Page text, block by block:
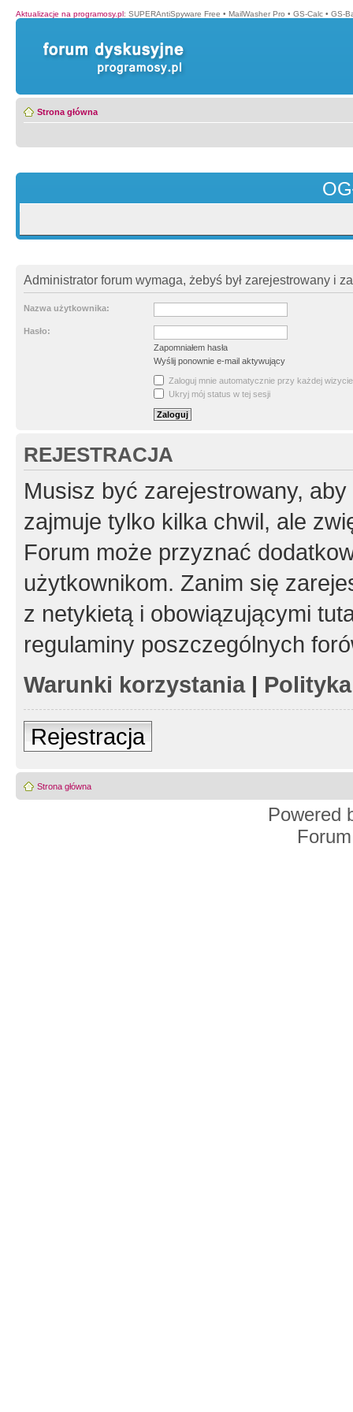
Aktualizacje na programosy.pl: SUPERAntiSpyware Free • MailWasher Pro • GS-Calc • GS-
Strona główna
Administrator forum wymaga, żebyś był zarejestrowany i
Nazwa użytkownika:
Hasło:
Zapomniałem hasła
Wyślij ponownie e-mail aktywujący
Zaloguj mnie automatycznie przy każdej wizycie
Ukryj mój status w tej sesji
REJESTRACJA
Musisz być zarejestrowany,
zajmuje tylko kilka chwil, ale
Forum może przyznać
użytkownikom. Zanim się
z netykietą i obowiązującymi
regulaminy poszczególnych
Warunki korzystania|
Rejestracja
Strona główna
Powered